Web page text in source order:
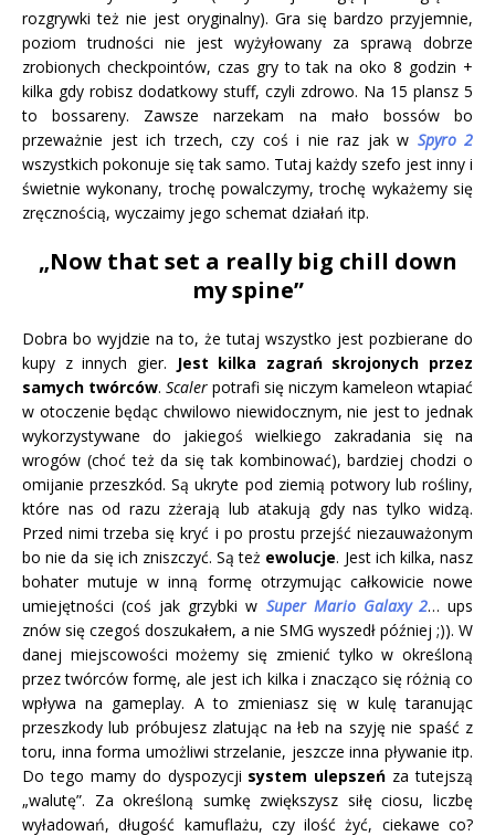
rozgrywki też nie jest oryginalny). Gra się bardzo przyjemnie,
poziom trudności nie jest wyżyłowany za sprawą dobrze
zrobionych checkpointów, czas gry to tak na oko 8 godzin +
kilka gdy robisz dodatkowy stuff, czyli zdrowo. Na 15 plansz 5
to bossareny. Zawsze narzekam na mało bossów bo
przeważnie jest ich trzech, czy coś i nie raz jak w Spyro 2
wszystkich pokonuje się tak samo. Tutaj każdy szefo jest inny i
świetnie wykonany, trochę powalczymy, trochę wykażemy się
zręcznością, wyczaimy jego schemat działań itp.
„Now that set a really big chill down
my spine”
Dobra bo wyjdzie na to, że tutaj wszystko jest pozbierane do
kupy z innych gier.
Jest kilka zagrań skrojonych przez
samych twórców. Scaler potrafi się niczym kameleon wtapiać
w otoczenie będąc chwilowo niewidocznym, nie jest to jednak
wykorzystywane do jakiegoś wielkiego zakradania się na
wrogów (choć też da się tak kombinować), bardziej chodzi o
omijanie przeszkód. Są ukryte pod ziemią potwory lub rośliny,
które nas od razu zżerają lub atakują gdy nas tylko widzą.
Przed nimi trzeba się kryć i po prostu przejść niezauważonym
bo nie da się ich zniszczyć. Są też ewolucje. Jest ich kilka, nasz
bohater mutuje w inną formę otrzymując całkowicie nowe
umiejętności (coś jak grzybki w Super Mario Galaxy 2… ups
znów się czegoś doszukałem, a nie SMG wyszedł później ;)). W
danej miejscowości możemy się zmienić tylko w określoną
przez twórców formę, ale jest ich kilka i znacząco się różnią co
wpływa na gameplay. A to zmieniasz się w kulę taranując
przeszkody lub próbujesz zlatując na łeb na szyję nie spaść z
toru, inna forma umożliwi strzelanie, jeszcze inna pływanie itp.
Do tego mamy do dyspozycji system ulepszeń za tutejszą
„walutę”. Za określoną sumkę zwiększysz siłę ciosu, liczbę
wyładowań, długość kamuflażu, czy ilość żyć, ciekawe co?